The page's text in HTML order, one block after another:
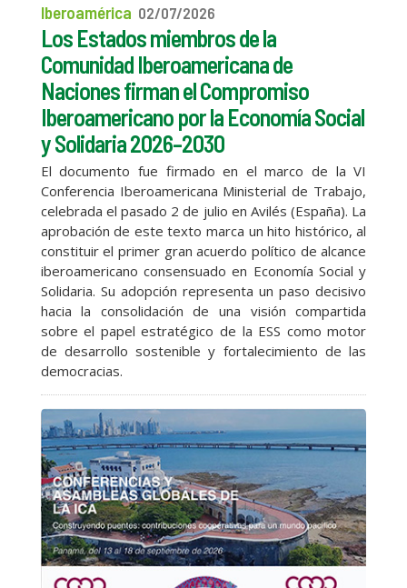
Iberoamérica 02/07/2026
Los Estados miembros de la
Comunidad Iberoamericana de
Naciones firman el Compromiso
Iberoamericano por la Economía Social
y Solidaria 2026–2030
El documento fue firmado en el marco de la VI
Conferencia Iberoamericana Ministerial de Trabajo,
celebrada el pasado 2 de julio en Avilés (España). La
aprobación de este texto marca un hito histórico, al
constituir el primer gran acuerdo político de alcance
iberoamericano consensuado en Economía Social y
Solidaria. Su adopción representa un paso decisivo
hacia la consolidación de una visión compartida
sobre el papel estratégico de la ESS como motor
de desarrollo sostenible y fortalecimiento de las
democracias.